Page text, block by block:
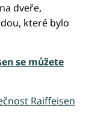
dveře,
které bylo
se můžete
Raiffeisen